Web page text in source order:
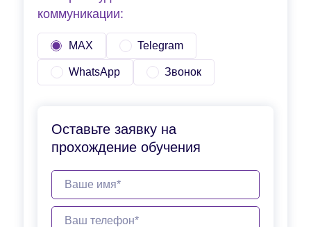
коммуникации:
MAX Telegram
WhatsApp Звонок
Оставьте заявку на
прохождение обучения